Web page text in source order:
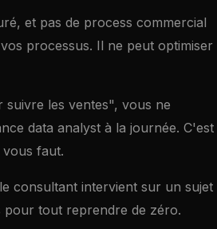
et pas de process commercial
processus. Il ne peut optimiser
les ventes", vous ne
data analyst à la journée. C'est
faut.
consultant intervient sur un sujet
tout reprendre de zéro.